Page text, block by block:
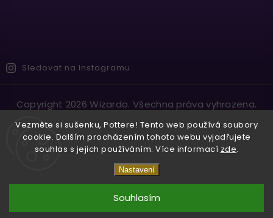
Vezměte si sušenku, Pottere! Tento web používá soubory
cookie. Dalším procházením tohoto webu vyjadřujete
souhlas s jejich používáním. Více informací zde.
Nastavení
Souhlasím
Sledovat na Instagramu
Copyright 2026Wizardo. Všechna práva vyhrazena.
VytvořilShoptet| DesignShoptak.cz.